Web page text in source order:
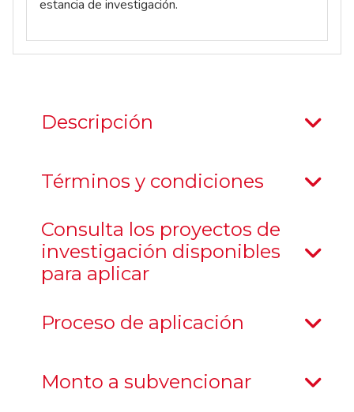
estancia de investigación.
Descripción
Términos y condiciones
Consulta los proyectos de
investigación disponibles
para aplicar
Proceso de aplicación
Monto a subvencionar